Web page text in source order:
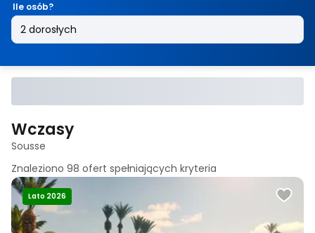
Ile osób?
Wczasy
Sousse
Znaleziono 98 ofert spełniających kryteria
Lato 2026